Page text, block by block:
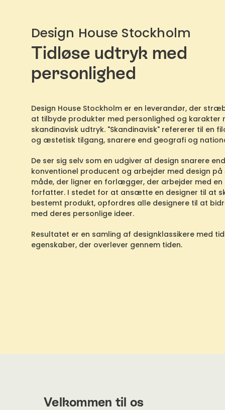
Design House Stockholm
Tidløse udtryk med
personlighed
Design House Stockholm er en leverandør, der
at tilbyde produkter med personlighed og karakter
skandinavisk udtryk. "Skandinavisk" refererer til en
og æstetisk tilgang, snarere end geografi og
De ser sig selv som en udgiver af design snarere
konventionel producent og arbejder med design på
måde, der ligner en forlægger, der arbejder med en
forfatter. I stedet for at ansætte en designer til at
bestemt produkt, opfordres alle designere til at
med deres personlige ideer.
Resultatet er en samling af designklassikere med
egenskaber, der overlever gennem tiden.
Velkommen til os